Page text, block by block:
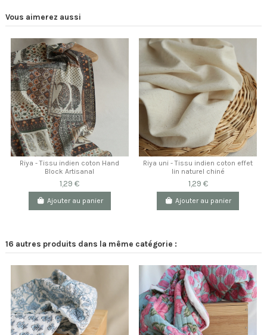
Vous aimerez aussi
Riya - Tissu indien coton Hand
Block Artisanal
1,29 €
Ajouter au panier
Riya uni - Tissu indien coton effet
lin naturel chiné
1,29 €
Ajouter au panier
16 autres produits dans la même catégorie :